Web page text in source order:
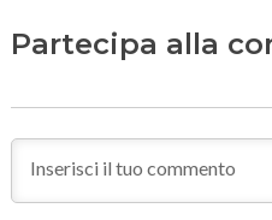
Partecipa alla